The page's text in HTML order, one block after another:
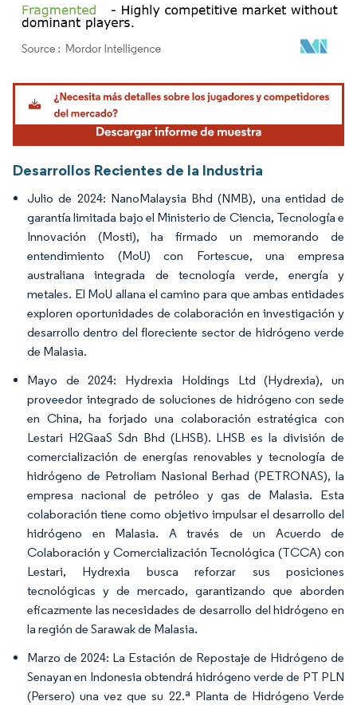
Imagen © Mordor Intelligence. El uso requiere atribución según CC BY 4.0.
Desarrollos Recientes de la Industria
Julio de 2024: NanoMalaysia Bhd (NMB), una entidad de
garantía limitada bajo el Ministerio de Ciencia, Tecnología e
Innovación (Mosti), ha firmado un memorando de
entendimiento (MoU) con Fortescue, una empresa
australiana integrada de tecnología verde, energía y
metales. El MoU allana el camino para que ambas entidades
exploren oportunidades de colaboración en investigación y
desarrollo dentro del floreciente sector de hidrógeno verde
de Malasia.
Mayo de 2024: Hydrexia Holdings Ltd (Hydrexia), un
proveedor integrado de soluciones de hidrógeno con sede
en China, ha forjado una colaboración estratégica con
Lestari H2GaaS Sdn Bhd (LHSB). LHSB es la división de
comercialización de energías renovables y tecnología de
hidrógeno de Petroliam Nasional Berhad (PETRONAS), la
empresa nacional de petróleo y gas de Malasia. Esta
colaboración tiene como objetivo impulsar el desarrollo del
hidrógeno en Malasia. A través de un Acuerdo de
Colaboración y Comercialización Tecnológica (TCCA) con
Lestari, Hydrexia busca reforzar sus posiciones
tecnológicas y de mercado, garantizando que aborden
eficazmente las necesidades de desarrollo del hidrógeno en
la región de Sarawak de Malasia.
Marzo de 2024: La Estación de Repostaje de Hidrógeno de
Senayan en Indonesia obtendrá hidrógeno verde de PT PLN
(Persero) una vez que su 22.ª Planta de Hidrógeno Verde